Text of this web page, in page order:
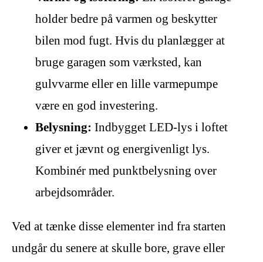
holder bedre på varmen og beskytter
bilen mod fugt. Hvis du planlægger at
bruge garagen som værksted, kan
gulvvarme eller en lille varmepumpe
være en god investering.
Belysning: Indbygget LED-lys i loftet
giver et jævnt og energivenligt lys.
Kombinér med punktbelysning over
arbejdsområder.
Ved at tænke disse elementer ind fra starten
undgår du senere at skulle bore, grave eller